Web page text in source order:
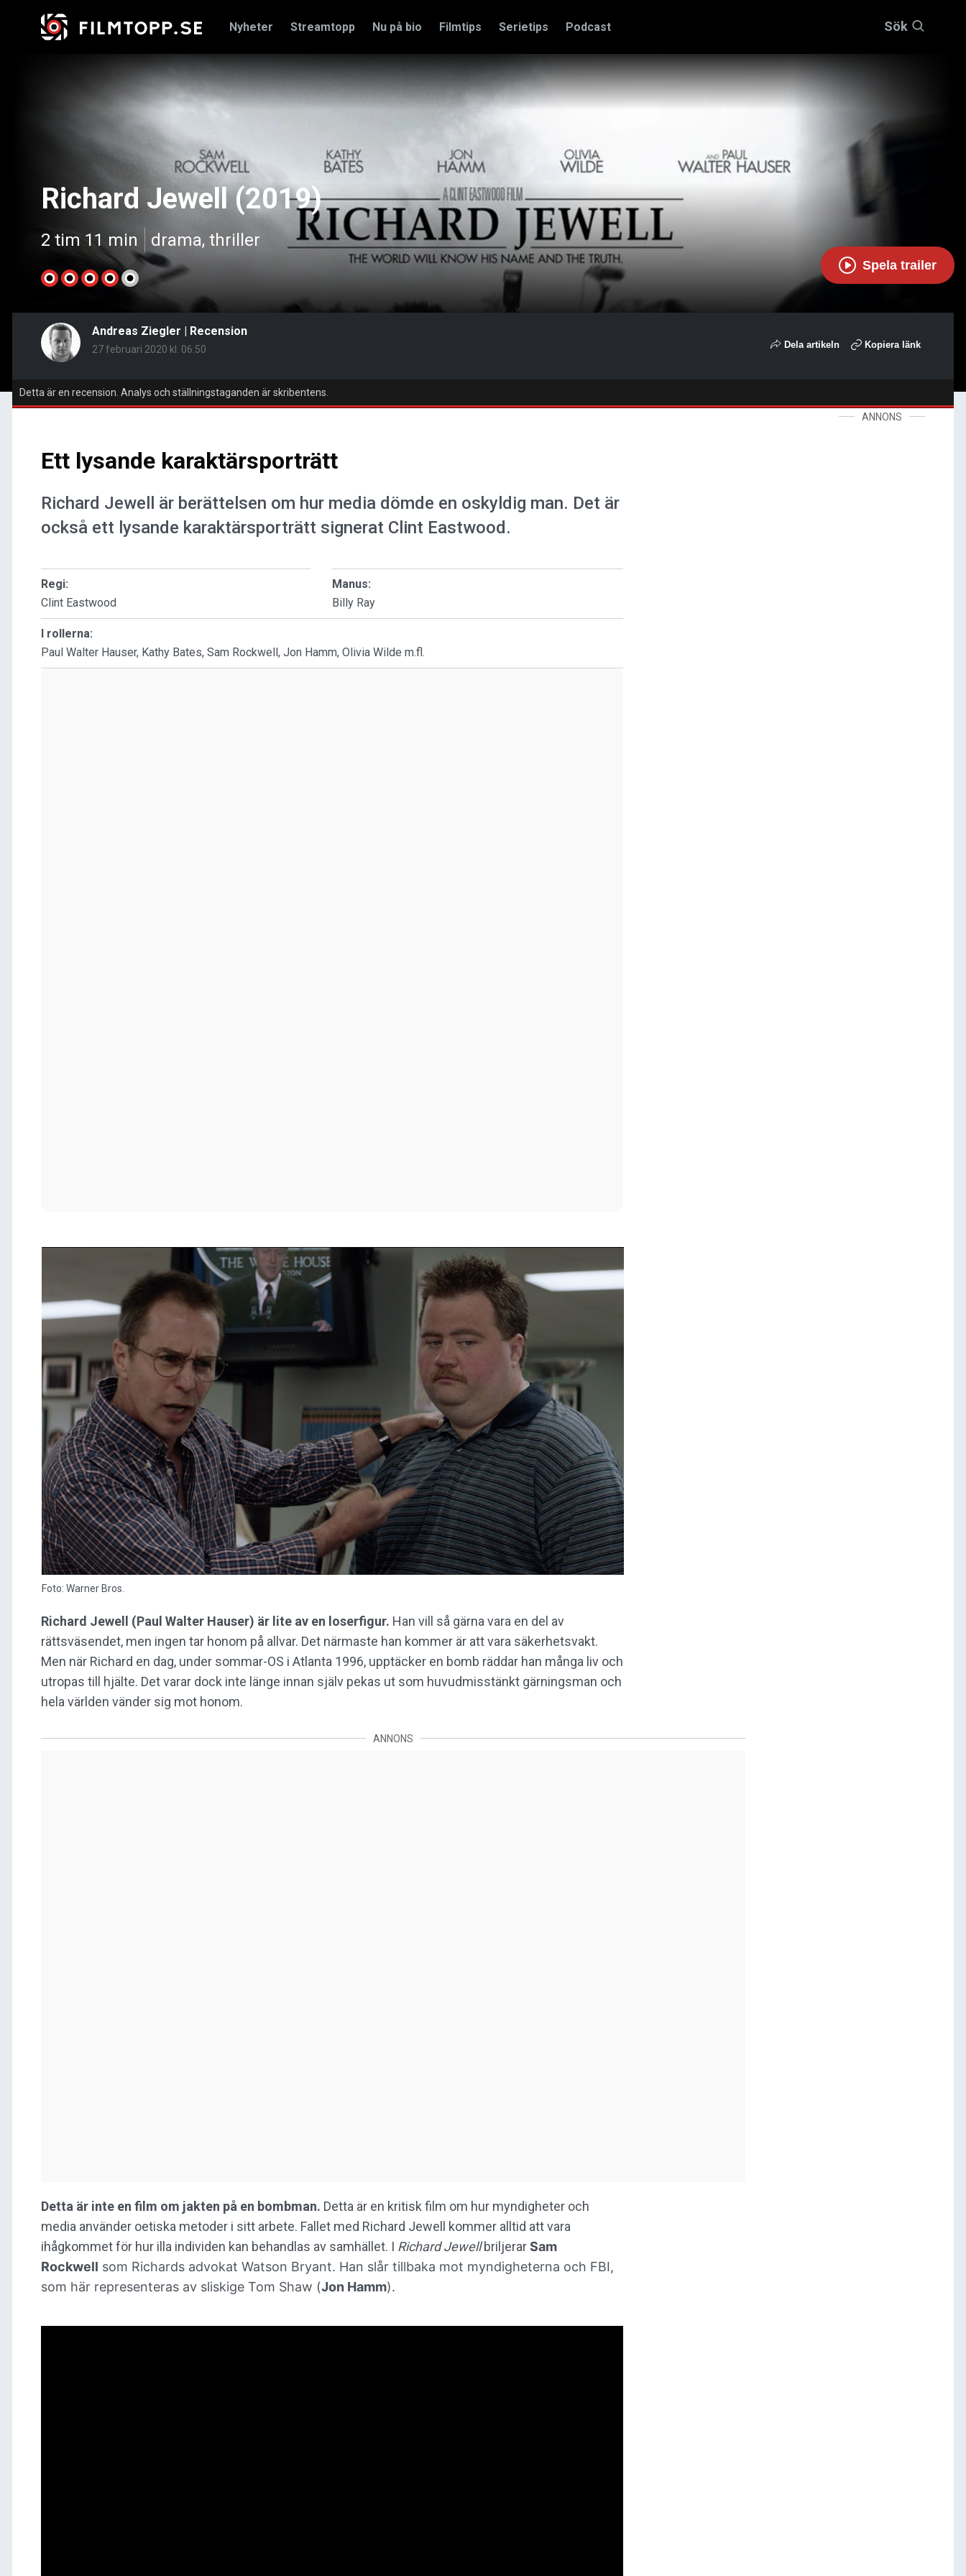
Nyheter Streamtopp Nu på bio Filmtips Serietips Podcast Sök
Richard Jewell (2019)
2 tim 11 min drama, thriller
Spela trailer
Andreas Ziegler | Recension
27 februari 2020 kl. 06:50 Dela artikeln Kopiera länk
Detta är en recension. Analys och ställningstaganden är skribentens.
Ett lysande karaktärsporträtt
Richard Jewell är berättelsen om hur media dömde en oskyldig man. Det är
också ett lysande karaktärsporträtt signerat Clint Eastwood.
Regi:
Clint Eastwood
Manus:
Billy Ray
I rollerna:
Paul Walter Hauser, Kathy Bates, Sam Rockwell, Jon Hamm, Olivia Wilde m.fl.
Foto: Warner Bros.
Richard Jewell (Paul Walter Hauser) är lite av en loserfigur. Han vill så gärna vara en del av
rättsväsendet, men ingen tar honom på allvar. Det närmaste han kommer är att vara säkerhetsvakt.
Men när Richard en dag, under sommar-OS i Atlanta 1996, upptäcker en bomb räddar han många liv och
utropas till hjälte. Det varar dock inte länge innan själv pekas ut som huvudmisstänkt gärningsman och
hela världen vänder sig mot honom.
ANNONS
Detta är inte en film om jakten på en bombman. Detta är en kritisk film om hur myndigheter och
media använder oetiska metoder i sitt arbete. Fallet med Richard Jewell kommer alltid att vara
ihågkommet för hur illa individen kan behandlas av samhället. I Richard JewellbriljerarSam
Rockwell som Richards advokat Watson Bryant. Han slår tillbaka mot myndigheterna och FBI,
som här representeras av sliskige Tom Shaw (Jon Hamm).
ANNONS